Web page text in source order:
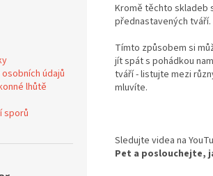
údajů
lhůtě
sporů
Kromě těchto skladeb
přednastavených tváří.
Tímto způsobem si
jít spát s pohádkou
tváří - listujte mezi
mluvíte.
Sledujte videa na
Pet a poslouchejte,